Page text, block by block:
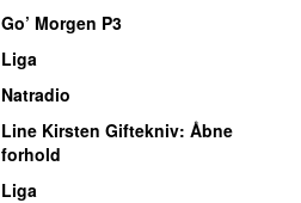
Go’ Morgen P3
Liga
Natradio
Line Kirsten Giftekniv: Åbne
forhold
Liga